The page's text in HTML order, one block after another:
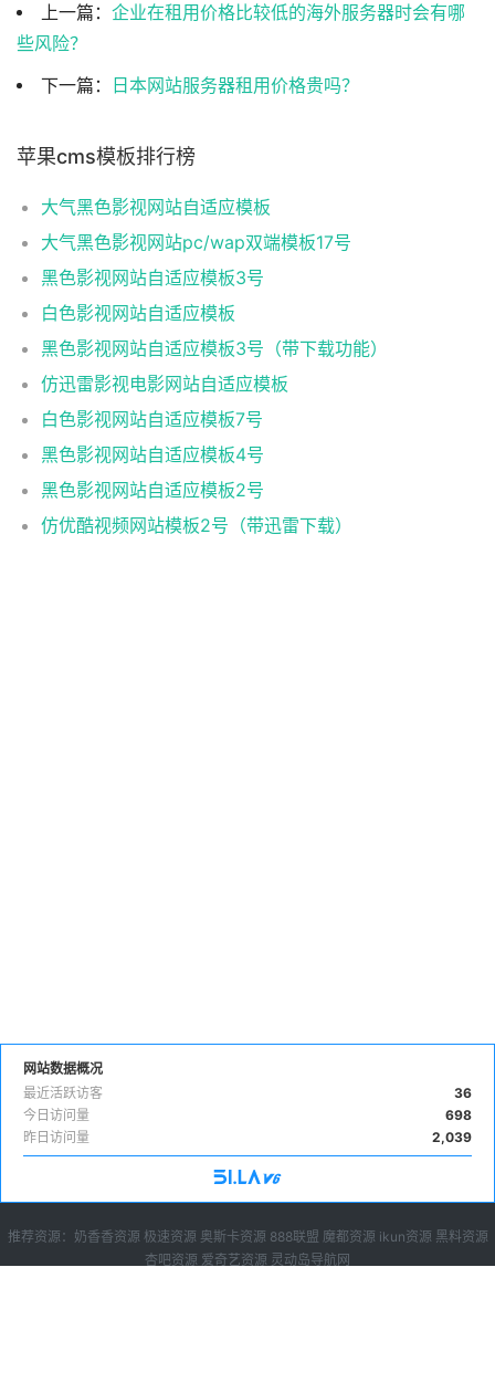
上一篇： 企业在租用价格比较低的海外服务器时会有哪
些风险？
下一篇：
日本网站服务器租用价格贵吗？
苹果cms模板排行榜
大气黑色影视网站自适应模板
大气黑色影视网站pc/wap双端模板17号
黑色影视网站自适应模板3号
白色影视网站自适应模板
黑色影视网站自适应模板3号（带下载功能）
仿迅雷影视电影网站自适应模板
白色影视网站自适应模板7号
黑色影视网站自适应模板4号
黑色影视网站自适应模板2号
仿优酷视频网站模板2号（带迅雷下载）
网站数据概况
36
最近活跃访客
698
今日访问量
2,039
昨日访问量
推荐资源： 奶香香资源 极速资源 奥斯卡资源 888联盟 魔都资源 ikun资源 黑料资源
杏吧资源 爱奇艺资源 灵动岛导航网